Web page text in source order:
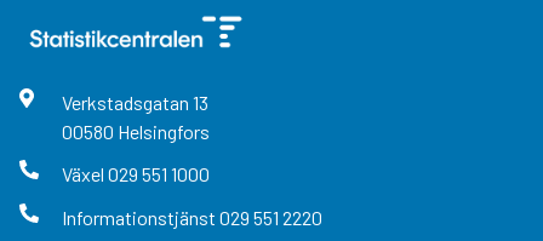
Verkstadsgatan 13
00580 Helsingfors
Växel 029 551 1000
Informationstjänst 029 551 2220